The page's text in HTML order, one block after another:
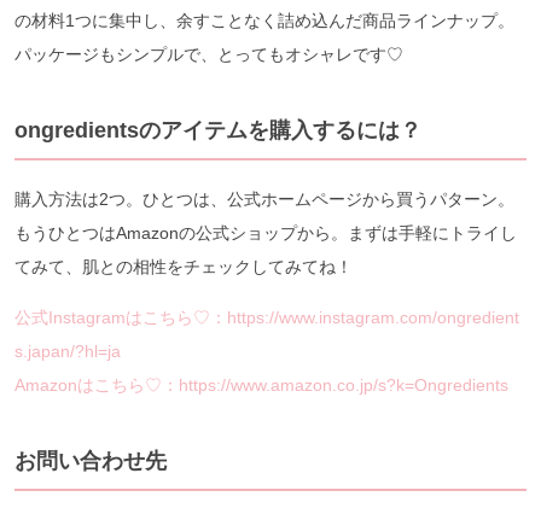
の材料1つに集中し、余すことなく詰め込んだ商品ラインナップ。
パッケージもシンプルで、とってもオシャレです♡
ongredientsのアイテムを購入するには？
購入方法は2つ。ひとつは、公式ホームページから買うパターン。
もうひとつはAmazonの公式ショップから。まずは手軽にトライし
てみて、肌との相性をチェックしてみてね！
公式Instagramはこちら♡：https://www.instagram.com/ongredient
s.japan/?hl=ja
Amazonはこちら♡：https://www.amazon.co.jp/s?k=Ongredients
お問い合わせ先